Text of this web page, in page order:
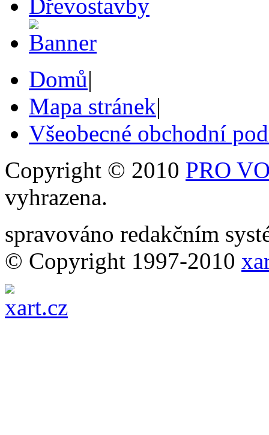
Domů|
Mapa stránek|
Všeobecné obchodní
Copyright © 2010 PRO
vyhrazena.
spravováno redakčním
© Copyright 1997-2010